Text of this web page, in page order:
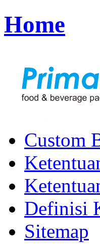
Home
Custom
Definisi
Sitemap